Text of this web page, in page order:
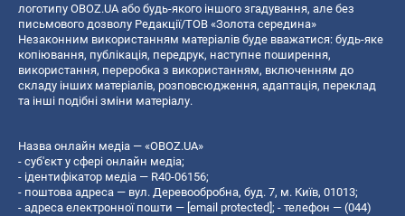
логотипу OBOZ.UA або будь-якого іншого згадування, але без
письмового дозволу Редакції/ТОВ «Золота середина»
Незаконним використанням матеріалів буде вважатися: будь-яке
копiювання, публiкацiя, передрук, наступне поширення,
використання, переробка з використанням, включенням до
складу інших матеріалів, розповсюдження, адаптація, переклад
та інші подібні зміни матеріалу.
Назва онлайн медіа — «OBOZ.UA»
- суб'єкт у сфері онлайн медіа;
- ідентифікатор медіа — R40-06156;
- поштова адреса — вул. Деревообробна, буд. 7, м. Київ, 01013;
- адреса електронної пошти — [email protected]; - телефон — (044)